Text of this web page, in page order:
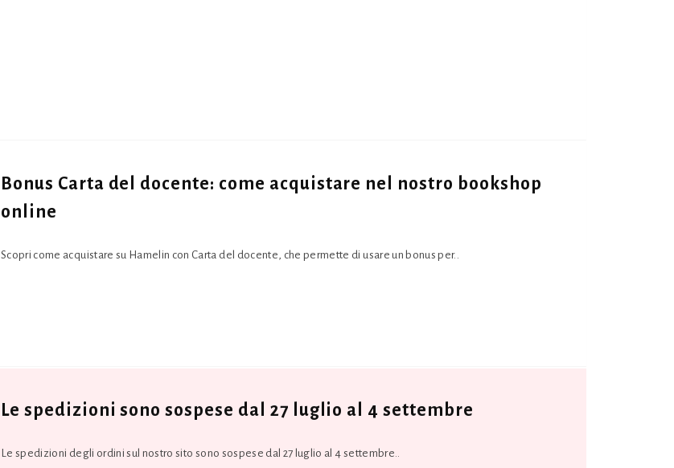
Bonus Carta del docente: come acquistare nel nostro bookshop
online
Scopri come acquistare su Hamelin con Carta del docente, che permette di usare un bonus per..
Le spedizioni sono sospese dal 27 luglio al 4 settembre
Le spedizioni degli ordini sul nostro sito sono sospese dal 27 luglio al 4 settembre..